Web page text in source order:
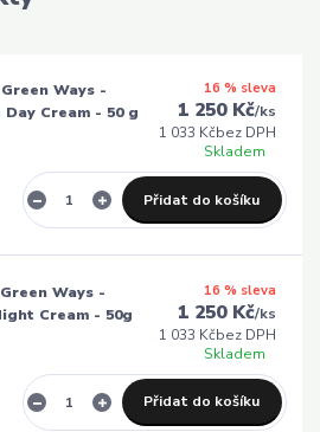
Ways -
Cream - 50 g
16 % sleva
1 250 Kč/ks
1 033 Kčbez DPH
Skladem
Přidat do košíku
Ways -
Cream - 50g
16 % sleva
1 250 Kč/ks
1 033 Kčbez DPH
Skladem
Přidat do košíku